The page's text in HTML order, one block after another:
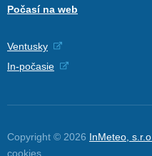
Počasí na web
Ventusky
In-počasie
Copyright © 2026 InMeteo, s.r.o.
cookies